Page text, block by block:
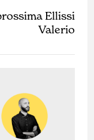
Ellissi
Valerio